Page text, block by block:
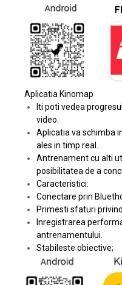
Aplicatia Kinomap
Iti poti vedea
video.
Aplicatia va schimba
ales in timp real.
Antrenament cu alti
posibilitatea de a
Caracteristici:
Conectare prin
Primesti sfaturi
Inregistrarea
antrenamentului.
Stabileste obiective;